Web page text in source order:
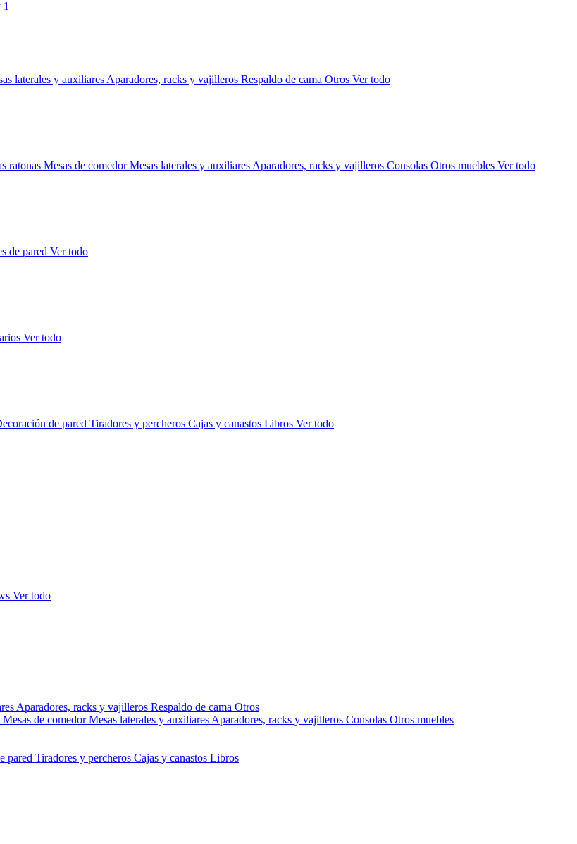
laterales y auxiliares Aparadores, racks y vajilleros Respaldo de cama Otros Ver todo
ratonas Mesas de comedorMesas laterales y auxiliares Aparadores, racks y vajilleros Consolas Otros muebles Ver todo
de pared Ver todo
Ver todo
de pared Tiradores y percheros Cajas y canastos Libros Ver todo
Ver todo
Aparadores, racks y vajilleros Respaldo de cama Otros
Mesas de comedorMesas laterales y auxiliares Aparadores, racks y vajilleros Consolas Otros muebles
pared Tiradores y percheros Cajas y canastos Libros